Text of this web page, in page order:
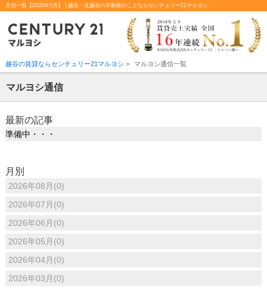
月別一覧【2020年5月】 | 越谷・北越谷の不動産のことならセンチュリー21マルヨシ
越谷の賃貸ならセンチュリー21マルヨシ > マルヨシ通信一覧
マルヨシ通信
最新の記事
準備中・・・
月別
2026年08月(0)
2026年07月(0)
2026年06月(0)
2026年05月(0)
2026年04月(0)
2026年03月(0)